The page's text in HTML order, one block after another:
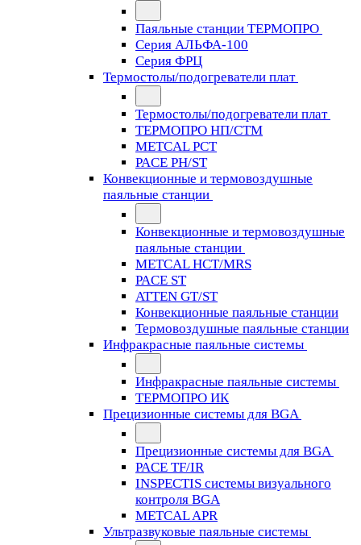
Паяльные станции ТЕРМОПРО
Серия АЛЬФА-100
Серия ФРЦ
Термостолы/подогреватели плат
Термостолы/подогреватели плат
ТЕРМОПРО НП/СТМ
METCAL PCT
PACE PH/ST
Конвекционные и термовоздушные
паяльные станции
Конвекционные и термовоздушные
паяльные станции
METCAL HCT/MRS
PACE ST
ATTEN GT/ST
Конвекционные паяльные станции
Термовоздушные паяльные станции
Инфракрасные паяльные системы
Инфракрасные паяльные системы
ТЕРМОПРО ИК
Прецизионные системы для BGA
Прецизионные системы для BGA
PACE TF/IR
INSPECTIS системы визуального
контроля BGA
METCAL APR
Ультразвуковые паяльные системы